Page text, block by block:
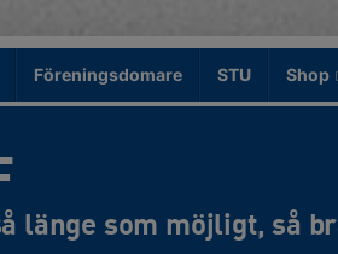
Föreningsdomare STU Shop